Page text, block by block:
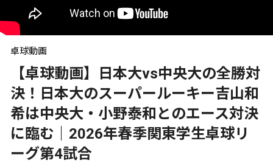
卓球動画
【卓球動画】日本大vs中央大の全勝対
決！日本大のスーパールーキー吉山和
希は中央大・小野泰和とのエース対決
に臨む｜2026年春季関東学生卓球リ
ーグ第4試合